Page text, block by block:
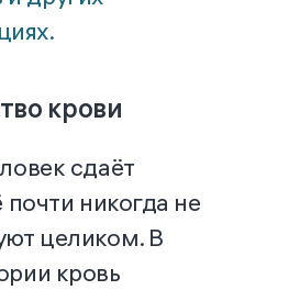
крови
сдаёт
почти никогда не
целиком. В
кровь